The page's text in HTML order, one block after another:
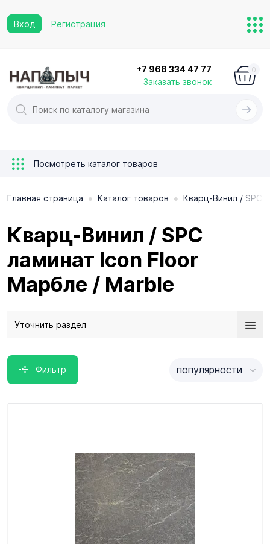
Вход Регистрация
+7 968 334 47 77
Заказать звонок
0
Посмотреть каталог товаров
Главная страница • Каталог товаров • Кварц-Винил / SPC
Кварц-Винил / SPC
ламинат Icon Floor
Марбле / Marble
Уточнить раздел
Фильтр популярности